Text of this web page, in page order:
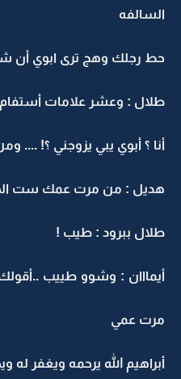
السالفه
حط رجلك وهج ترى ابوي
طلال : وعشر علامات
أنا ؟ أبوي يبي يزوجني ؟! ....
هديل : من مرت عمك ست
طلال ببرود : طيب !
أيمااان : وشوو طييب ..أقولك
مرت عمي
أبراهيم الله يرحمه ويغفر له